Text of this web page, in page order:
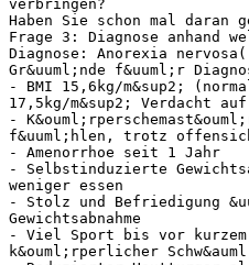
verbringen?
Haben Sie schon mal daran
Frage 3: Diagnose anhand
Diagnose: Anorexia
Gr&uuml;nde f&uuml;r
- BMI 15,6kg/m&sup2;
17,5kg/m&sup2; Verdacht
-
f&uuml;hlen, trotz
- Amenorrhoe seit 1 Jahr
- Selbstinduzierte
weniger essen
- Stolz und Befriedigung
Gewichtsabnahme
- Viel Sport bis vor
k&ouml;rperlicher